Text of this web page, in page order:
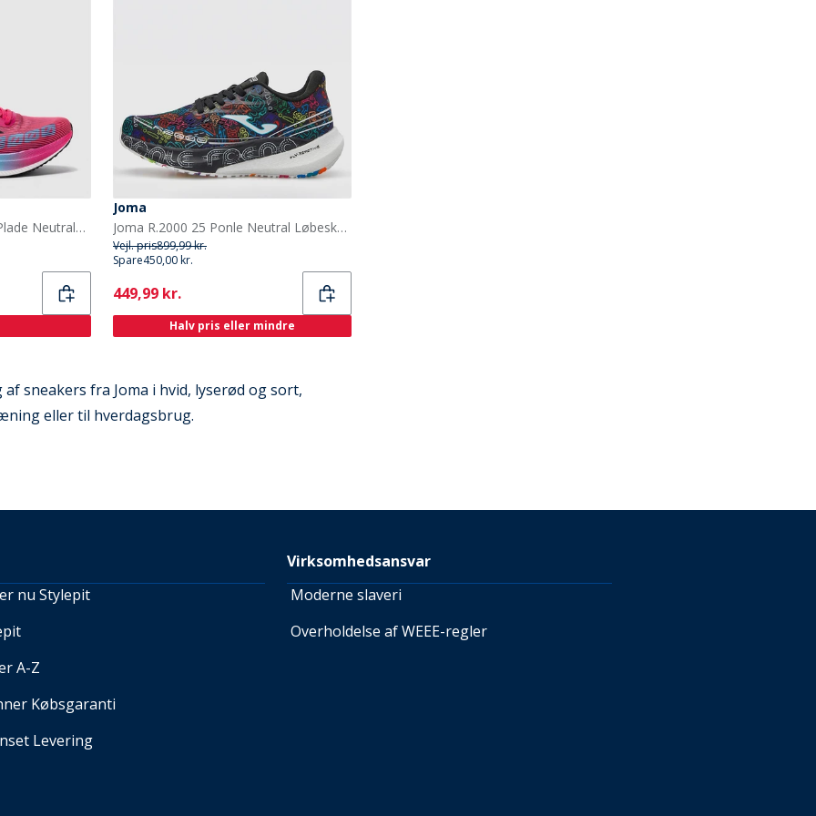
Joma R.3000 25 Carbon Plade Neutrale Løbesko Fuchsia
Joma
Joma R.2000 25 Ponle Neutral Løbesko Sort
Vejl. pris899,99 kr.
Spare450,00 kr.
Current
449,99 kr.
Halv pris eller mindre
sneakers fra Joma i hvid, lyserød og sort,
eller til hverdagsbrug.
nu Stylepit
A-Z
Købsgaranti
Levering
Virksomhedsansvar
Moderne slaveri
Overholdelse af WEEE-regler